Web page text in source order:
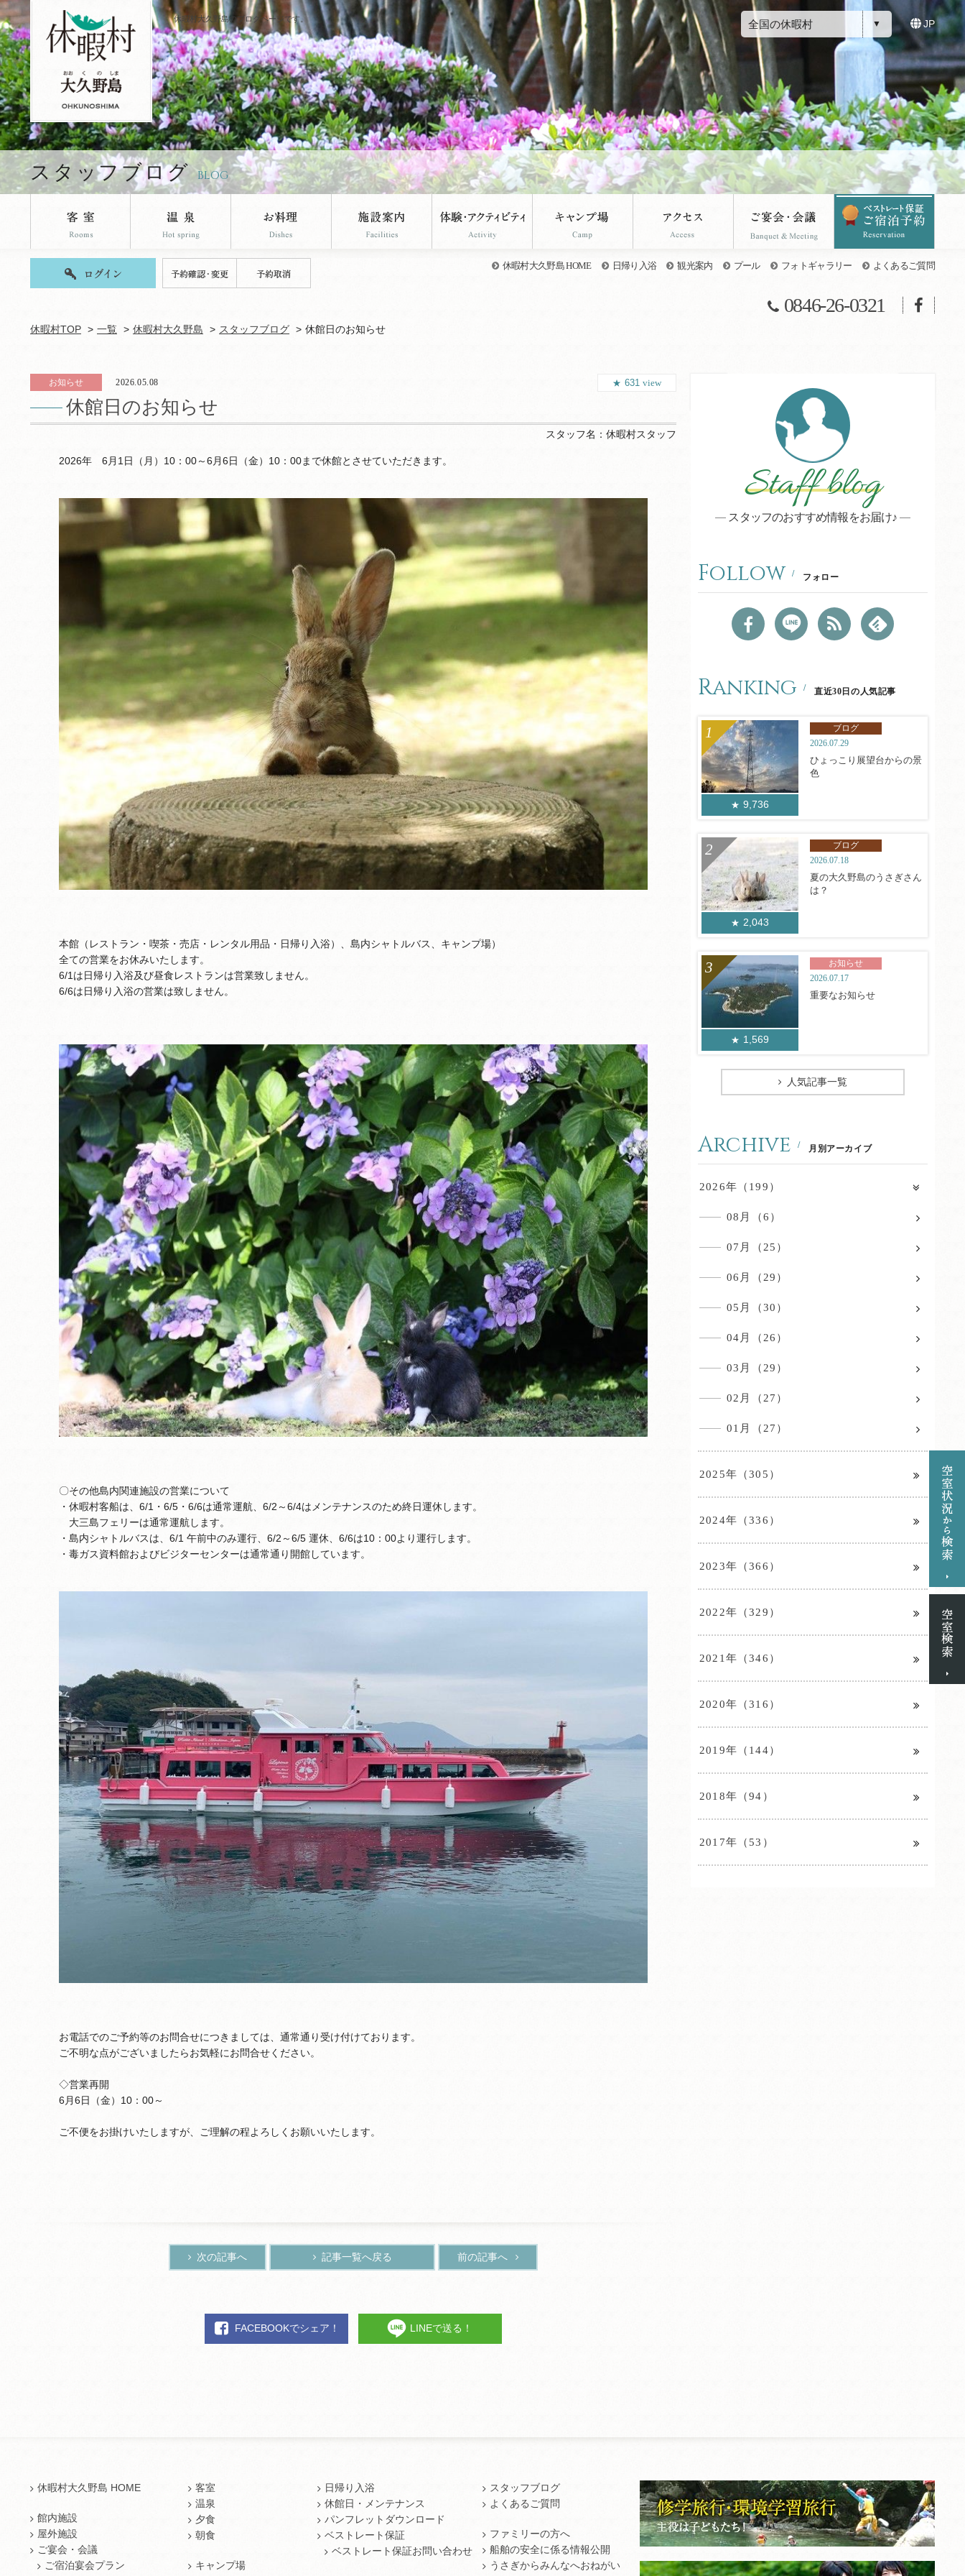
休暇村大久野島のブログページです。 全国の休暇村 JP
スタッフブログ BLOG
休暇村大久野島 HOME 日帰り入浴 観光案内 プール フォトギャラリー よくあるご質問
0846-26-0321
休暇村TOP 一覧 休暇村大久野島 スタッフブログ 休館日のお知らせ
お知らせ 2026.05.08
休館日のお知らせ
631 view
スタッフ名： 休暇村スタッフ
2026年 6月1日（月）10：00～6月6日（金）10：00まで休館とさせていただきます。
本館（レストラン・喫茶・売店・レンタル用品・日帰り入浴）、島内シャトルバス、キャンプ場）
全ての営業をお休みいたします。
6/1は日帰り入浴及び昼食レストランは営業致しません。
6/6は日帰り入浴の営業は致しません。
〇その他島内関連施設の営業について
・休暇村客船は、6/1・6/5・6/6は通常運航、6/2～6/4はメンテナンスのため終日運休します。
大三島フェリーは通常運航します。
・島内シャトルバスは、6/1 午前中のみ運行、6/2～6/5 運休、6/6は10：00より運行します。
・毒ガス資料館およびビジターセンターは通常通り開館しています。
お電話でのご予約等のお問合せにつきましては、通常通り受け付けております。
ご不明な点がございましたらお気軽にお問合せください。
◇営業再開
6月6日（金）10：00～
ご不便をお掛けいたしますが、ご理解の程よろしくお願いいたします。
次の記事へ 記事一覧へ戻る 前の記事へ
FACEBOOKでシェア！ LINEで送る！
Staff blog
スタッフのおすすめ情報をお届け♪
Follow フォロー
Ranking 直近30日の人気記事
9,736
ブログ
2026.07.29
ひょっこり展望台からの景
色
2,043
ブログ
2026.07.18
夏の大久野島のうさぎさん
は？
1,569
お知らせ
2026.07.17
重要なお知らせ
人気記事一覧
Archive 月別アーカイブ
2026年（199）
08月（6）
07月（25）
06月（29）
05月（30）
04月（26）
03月（29）
02月（27）
01月（27）
2025年（305）
2024年（336）
2023年（366）
2022年（329）
2021年（346）
2020年（316）
2019年（144）
2018年（94）
2017年（53）
休暇村大久野島 HOME
館内施設
屋外施設
ご宴会・会議
ご宿泊宴会プラン
客室
温泉
夕食
朝食
キャンプ場
日帰り入浴
休館日・メンテナンス
パンフレットダウンロード
ベストレート保証
ベストレート保証お問い合わせ
スタッフブログ
よくあるご質問
ファミリーの方へ
船舶の安全に係る情報公開
うさぎからみんなへおねがい